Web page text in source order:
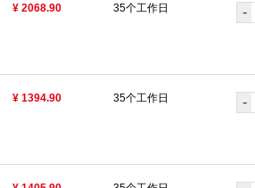
¥ 2068.90 35个工作日 -
¥ 1394.90 35个工作日 -